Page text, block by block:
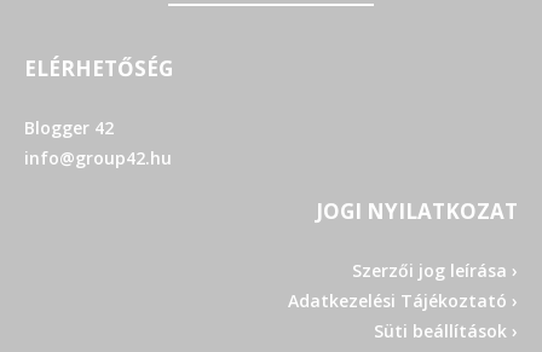
ELÉRHETŐSÉG
Blogger 42
info@group42.hu
JOGI NYILATKOZAT
Szerzői jog leírása ›
Adatkezelési Tájékoztató ›
Süti beállítások ›